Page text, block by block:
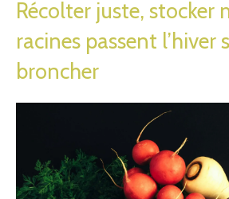
Récolter juste, stocker
racines passent l’hiver
broncher